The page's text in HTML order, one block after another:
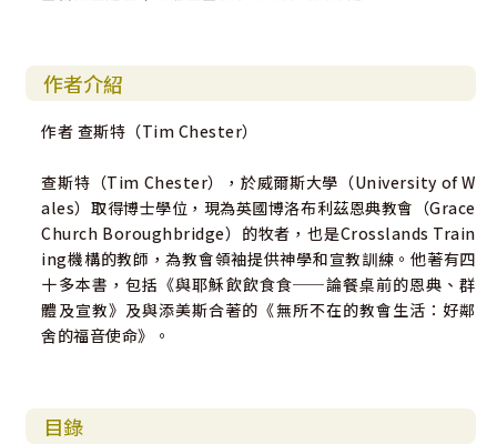
作者介紹
作者 查斯特（Tim Chester）
查斯特（Tim Chester），於威爾斯大學（University of W
ales）取得博士學位，現為英國博洛布利茲恩典教會（Grace
Church Boroughbridge）的牧者，也是Crosslands Train
ing機構的教師，為教會領袖提供神學和宣教訓練。他著有四
十多本書，包括《與耶穌飲飲食食──論餐桌前的恩典、群
體及宣教》及與添美斯合著的《無所不在的教會生活：好鄰
舍的福音使命》。
目錄